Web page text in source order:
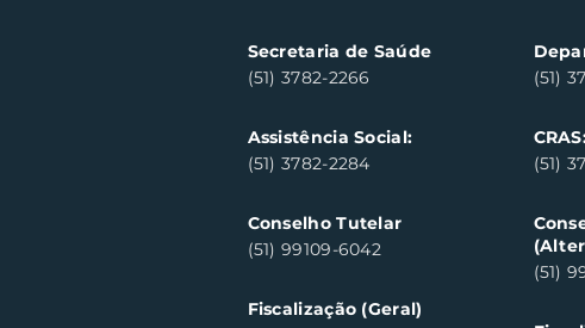
Clara do Sul
Secretaria de Saúde
(51) 3782-2266
Assistência Social:
(51) 3782-2284
Conselho Tutelar
(51) 99109-6042
Fiscalização (Geral)
(51)
(51)
(51)